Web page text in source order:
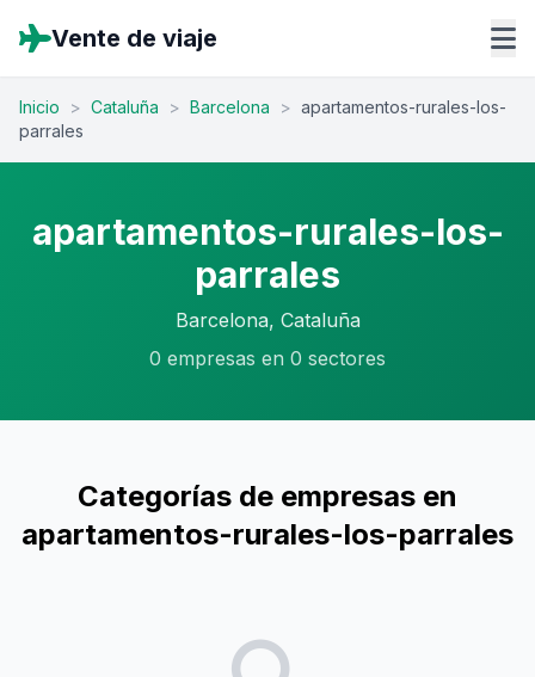
Vente de viaje
Inicio > Cataluña > Barcelona > apartamentos-rurales-los-
parrales
apartamentos-rurales-los-
parrales
Barcelona, Cataluña
0 empresas en 0 sectores
Categorías de empresas en
apartamentos-rurales-los-parrales